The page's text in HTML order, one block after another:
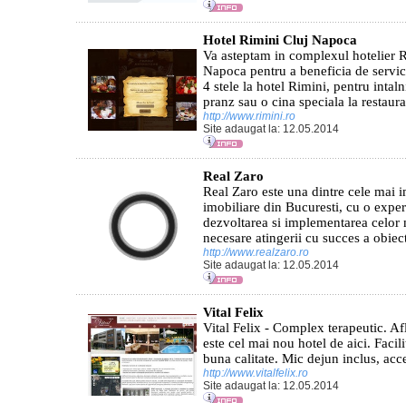
Hotel Rimini Cluj Napoca
Va asteptam in complexul hotelier
Napoca pentru a beneficia de
4 stele la hotel Rimini, pentru
pranz sau o cina speciala la
http://www.rimini.ro
Site adaugat la: 12.05.2014
Real Zaro
Real Zaro este una dintre cele mai
imobiliare din Bucuresti, cu o
dezvoltarea si implementarea
necesare atingerii cu succes a
http://www.realzaro.ro
Site adaugat la: 12.05.2014
Vital Felix
Vital Felix - Complex terapeutic.
este cel mai nou hotel de aici.
buna calitate. Mic dejun inclus,
http://www.vitalfelix.ro
Site adaugat la: 12.05.2014